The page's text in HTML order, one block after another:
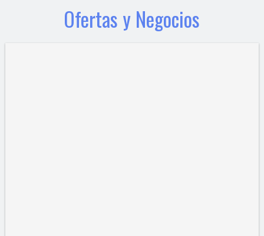
Ofertas y Negocios